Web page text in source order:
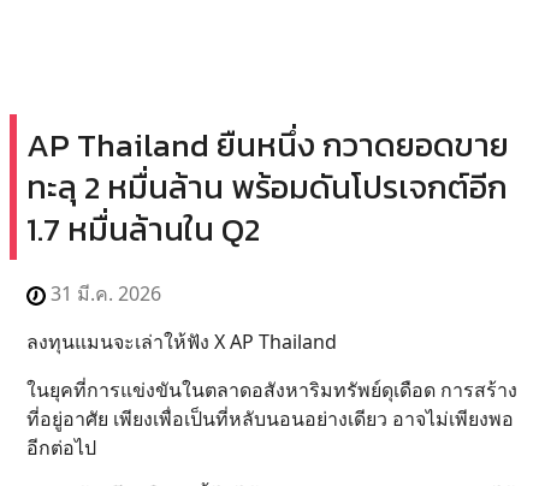
AP Thailand ยืนหนึ่ง กวาดยอดขาย
ทะลุ 2 หมื่นล้าน พร้อมดันโปรเจกต์อีก
1.7 หมื่นล้านใน Q2
31 มี.ค. 2026
ลงทุนแมนจะเล่าให้ฟัง X AP Thailand
ในยุคที่การแข่งขันในตลาดอสังหาริมทรัพย์ดุเดือด การสร้าง
ที่อยู่อาศัย เพียงเพื่อเป็นที่หลับนอนอย่างเดียว อาจไม่เพียงพอ
อีกต่อไป